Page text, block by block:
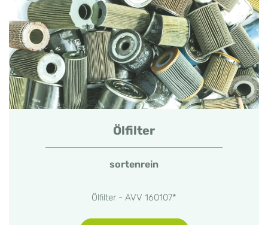
Ölfilter
sortenrein
Ölfilter - AVV 160107*